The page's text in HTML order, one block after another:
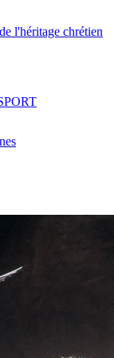
l'héritage chrétien